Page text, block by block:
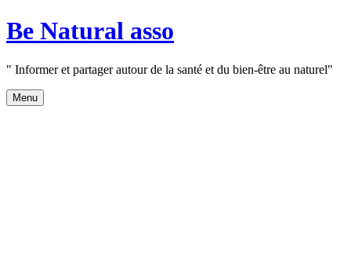
Aller
au
Be Natural asso
" Informer et partager autour de la santé et du bien-être au naturel"
Menu